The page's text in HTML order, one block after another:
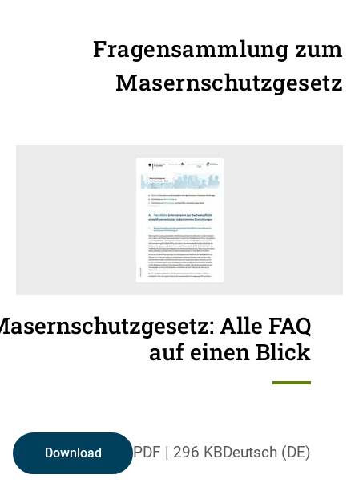
Fragensammlung zum
Masernschutzgesetz
Alle FAQ
auf einen Blick
Deutsch (DE)
PDF | 296 KB
Download